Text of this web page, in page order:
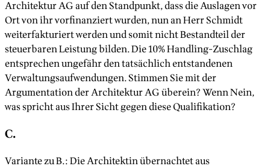
Architektur AG auf den Standpunkt, dass die Auslagen vor
Ort von ihr vorfinanziert wurden, nun an Herr Schmidt
weiterfakturiert werden und somit nicht Bestandteil der
steuerbaren Leistung bilden. Die 10% Handling-Zuschlag
entsprechen ungefähr den tatsächlich entstandenen
Verwaltungsaufwendungen. Stimmen Sie mit der
Argumentation der Architektur AG überein? Wenn Nein,
was spricht aus Ihrer Sicht gegen diese Qualifikation?
C.
Variante zu B.: Die Architektin übernachtet aus